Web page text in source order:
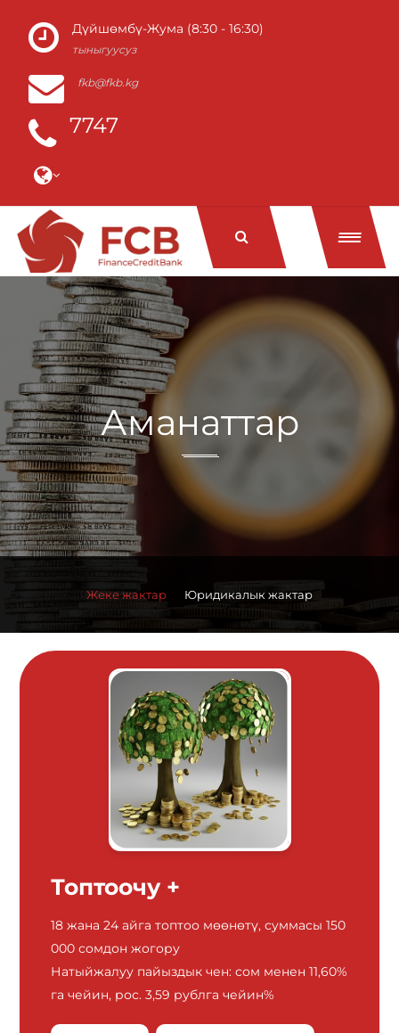
Дүйшөмбү-Жума (8:30 - 16:30)
тыныгуусуз
fkb@fkb.kg
7747
Аманаттар
Жеке жактар Юридикалык жактар
Топтоочу +
18 жана 24 айга топтоо мөөнөтү, суммасы 150
000 сомдон жогору
Натыйжалуу пайыздык чен: сом менен 11,60%
га чейин, рос. 3,59 рублга чейин%